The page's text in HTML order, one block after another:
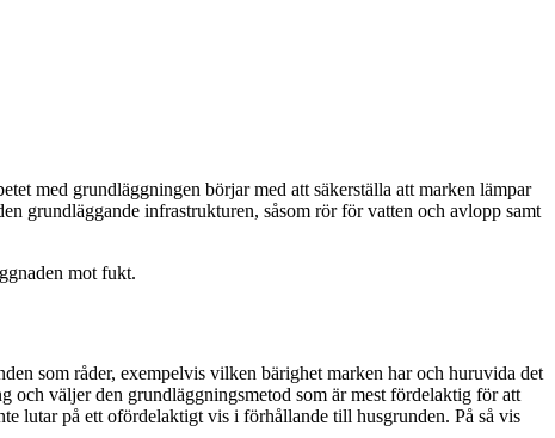
med grundläggningen börjar med att säkerställa att marken lämpar
grundläggande infrastrukturen, såsom rör för vatten och avlopp samt
mot fukt.
som råder, exempelvis vilken bärighet marken har och huruvida det
och väljer den grundläggningsmetod som är mest fördelaktig för att
lutar på ett ofördelaktigt vis i förhållande till husgrunden. På så vis